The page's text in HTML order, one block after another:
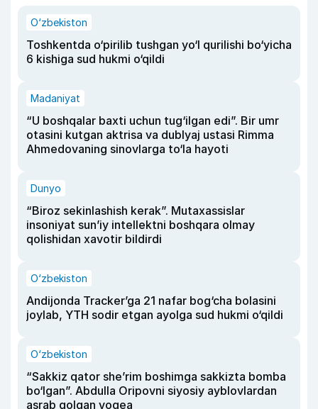
O‘zbekiston
Toshkentda o‘pirilib tushgan yo‘l qurilishi bo‘yicha
6 kishiga sud hukmi o‘qildi
Madaniyat
“U boshqalar baxti uchun tug‘ilgan edi”. Bir umr
otasini kutgan aktrisa va dublyaj ustasi Rimma
Ahmedovaning sinovlarga to‘la hayoti
Dunyo
“Biroz sekinlashish kerak”. Mutaxassislar
insoniyat sun’iy intellektni boshqara olmay
qolishidan xavotir bildirdi
O‘zbekiston
Andijonda Tracker’ga 21 nafar bog‘cha bolasini
joylab, YTH sodir etgan ayolga sud hukmi o‘qildi
O‘zbekiston
“Sakkiz qator she’rim boshimga sakkizta bomba
bo‘lgan”. Abdulla Oripovni siyosiy ayblovlardan
asrab qolgan voqea